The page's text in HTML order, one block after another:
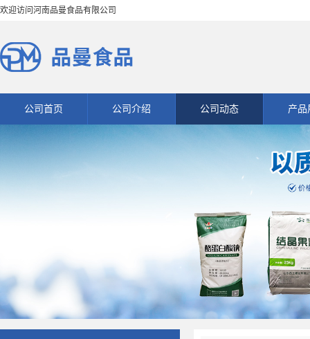
欢迎访问河南品曼食品有限公司
公司首页 公司介绍 公司动态 产品